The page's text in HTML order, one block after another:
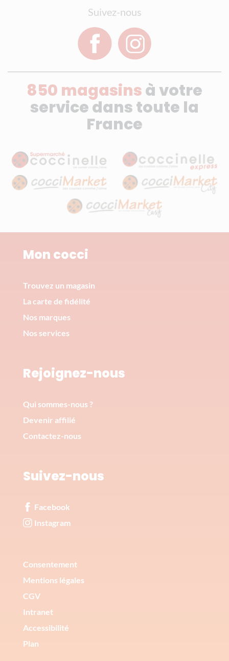
Suivez-nous
850 magasinsà votre
service dans toute la
France
Mon cocci
Trouvez un magasin
La carte de fidélité
Nos marques
Nos services
Rejoignez-nous
Qui sommes-nous ?
Devenir affilié
Contactez-nous
Suivez-nous
Facebook
Instagram
Corporate
Consentement
Mentions légales
CGV
Intranet
Accessibilité
Plan